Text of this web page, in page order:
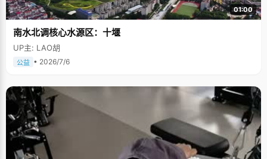
01:00
南水北调核心水源区：十堰
UP主: LAO胡
公益 • 2026/7/6